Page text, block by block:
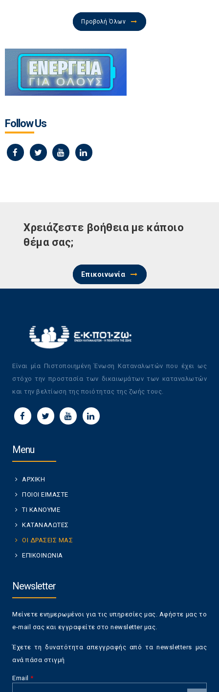
Προβολή Όλων
Follow Us
Χρειάζεστε βοήθεια με κάποιο
θέμα σας;
Επικοινωνία
Είναι μία Πιστοποιημένη Ένωση Καταναλωτών που έχει ως
στόχο την προστασία των δικαιωμάτων των καταναλωτών
και την βελτίωση της ποιότητας της ζωής τους.
Menu
ΑΡΧΙΚΗ
ΠΟΙΟΙ ΕΙΜΑΣΤΕ
ΤΙ ΚΑΝΟΥΜΕ
ΚΑΤΑΝΑΛΩΤΕΣ
ΟΙ ΔΡΑΣΕΙΣ ΜΑΣ
ΕΠΙΚΟΙΝΩΝΙΑ
Newsletter
Μείνετε ενημερωμένοι για τις υπηρεσίες μας. Αφήστε μας το
e-mail σας και εγγραφείτε στο newsletter μας.
Έχετε τη δυνατότητα απεγγραφής από τα newsletters μας
ανά πάσα στιγμή
Email *